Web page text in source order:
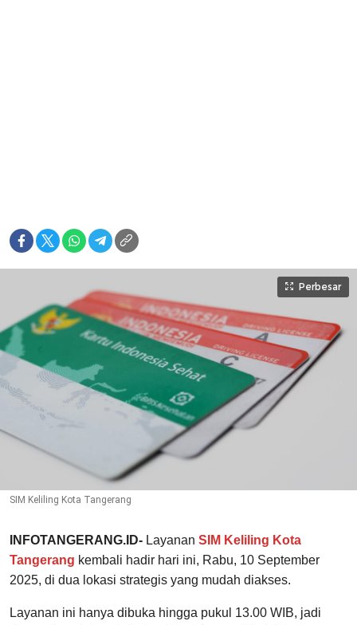
Perbesar
SIM Keliling Kota Tangerang
INFOTANGERANG.ID- Layanan SIM Keliling Kota
Tangerang kembali hadir hari ini, Rabu, 10 September
2025, di dua lokasi strategis yang mudah diakses.
Layanan ini hanya dibuka hingga pukul 13.00 WIB, jadi